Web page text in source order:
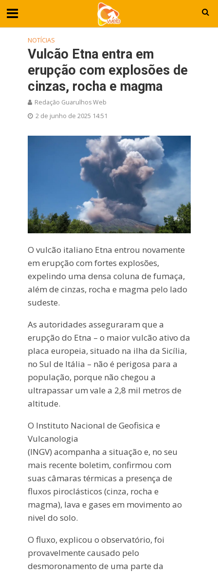
NOTÍCIAS
Vulcão Etna entra em
erupção com explosões de
cinzas, rocha e magma
Redação Guarulhos Web
2 de junho de 2025 14:51
O vulcão italiano Etna entrou novamente
em erupção com fortes explosões,
expelindo uma densa coluna de fumaça,
além de cinzas, rocha e magma pelo lado
sudeste.
As autoridades asseguraram que a
erupção do Etna – o maior vulcão ativo da
placa europeia, situado na ilha da Sicília,
no Sul de Itália – não é perigosa para a
população, porque não chegou a
ultrapassar um vale a 2,8 mil metros de
altitude.
O Instituto Nacional de Geofisica e
Vulcanologia
(INGV) acompanha a situação e, no seu
mais recente boletim, confirmou com
suas câmaras térmicas a presença de
fluxos piroclásticos (cinza, rocha e
magma), lava e gases em movimento ao
nivel do solo.
O fluxo, explicou o observatório, foi
provavelmente causado pelo
desmoronamento de uma parte da